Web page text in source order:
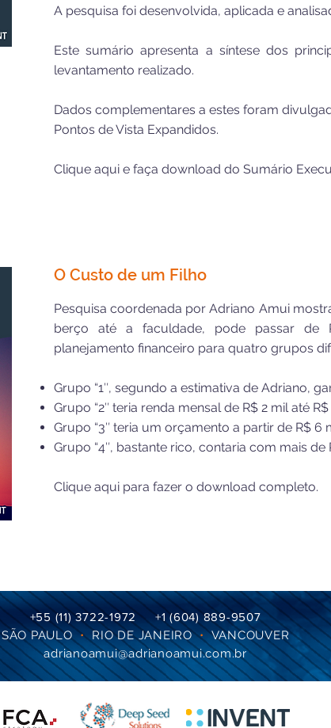
A pesquisa foi desenvolvida, aplicada e
Este sumário apresenta a síntese dos
levantamento realizado.
Dados complementares a estes foram
Pontos de Vista Expandidos.
Clique aqui e faça download do Sumário
O Custo de um Filho
Pesquisa coordenada por Adriano Amui
berço até a faculdade, pode passar de
planejamento financeiro para quatro grupos
Grupo “1″, segundo a estimativa de Adriano,
Grupo “2″ teria renda mensal de R$ 2 mil até R$
Grupo “3″ teria um orçamento a partir de R$ 6
Grupo “4″, bastante rico, contaria com mais de
Clique aqui para fazer o download completo.
+55 (11) 3722-1972 +1 (604) 889-9507
SÃO PAULO•RIO DE JANEIRO• VANCOUVER
adrianoamui@adrianoamui.com.br